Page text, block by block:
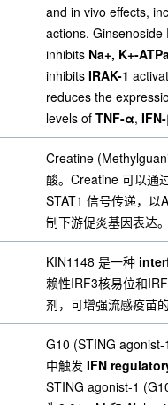
and in vivo effects,
actions.
inhibits Na+, K+-
inhibits IRAK-1
reduces the
levels of TNF-α,
Creatine
酸。Creatine 可以通
STAT1 信号传递，以
制下游促炎基因表达
KIN1148 是一种
赖性IRF3核易位和
剂，可增强流感疫苗
G10 (STING
中触发 IFN
STING agonist-1